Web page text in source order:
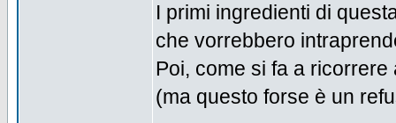
I primi ingredienti di
che vorrebbero
Poi, come si fa a
(ma questo forse è un